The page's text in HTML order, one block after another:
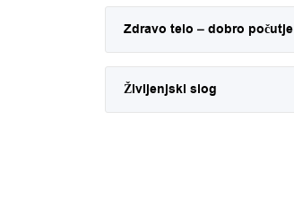
Zdravo telo – dobro počutje
Življenjski slog